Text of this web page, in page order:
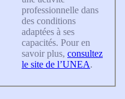
professionnelle dans
des conditions
adaptées à ses
capacités. Pour en
savoir plus, consultez
le site de l’UNEA.